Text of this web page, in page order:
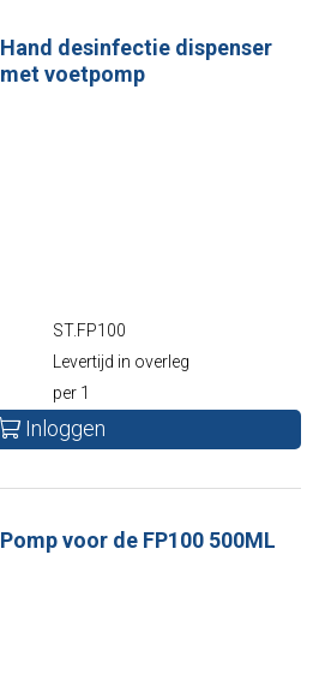
Hand desinfectie dispenser
met voetpomp
ST.FP100
Levertijd in overleg
per 1
Inloggen
Pomp voor de FP100 500ML